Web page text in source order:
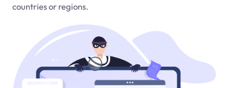
countries or regions.